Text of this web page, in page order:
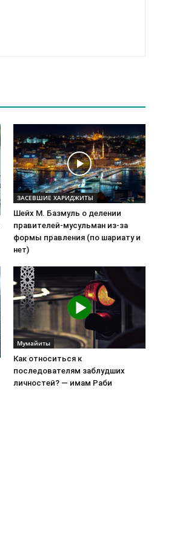
ЗАСЕВШИЕ ХАРИДЖИТЫ
Шейх М. Базмуль о делении
правителей-мусульман из-за
формы правления (по шариату и
нет)
Mумайиты
Как относиться к
последователям заблудших
личностей? — имам Раби